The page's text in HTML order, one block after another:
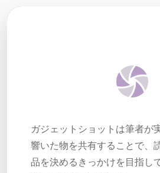
ガジェットショットは筆者が
響いた物を共有することで、
品を決めるきっかけを目指し